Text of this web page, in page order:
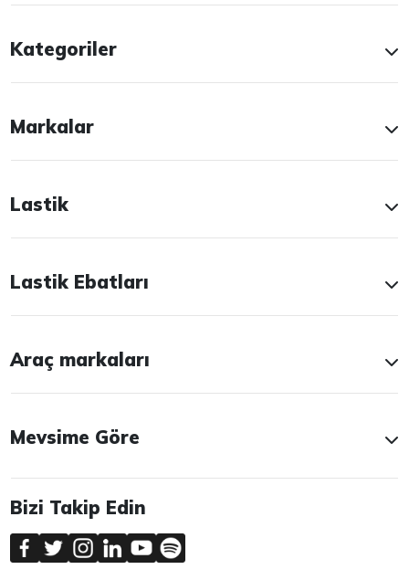
Kategoriler
Markalar
Lastik
Lastik Ebatları
Araç markaları
Mevsime Göre
Bizi Takip Edin